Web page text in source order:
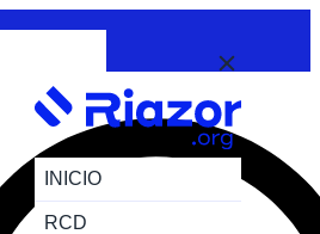
INICIO
RCD